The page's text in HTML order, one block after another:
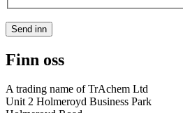
Send inn
Finn oss
A trading name of TrAchem Ltd
Unit 2 Holmeroyd Business Park